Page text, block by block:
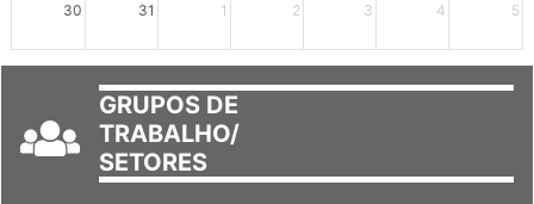
30 31 1 2 3 4 5
GRUPOS DE
TRABALHO/
SETORES